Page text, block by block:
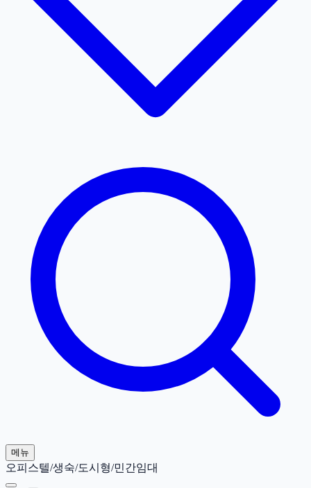
메뉴
오피스텔/생숙/도시형/민간임대